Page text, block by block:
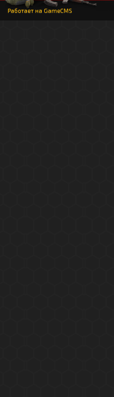
Работает на GameCMS